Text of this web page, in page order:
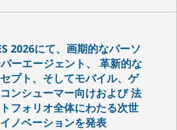
2026にて、画期的なパーソ
ーエージェント、 革新的な
プト、そしてモバイル、ゲ
ンシューマー向けおよび 法
フォリオ全体にわたる次世
ノベーションを発表